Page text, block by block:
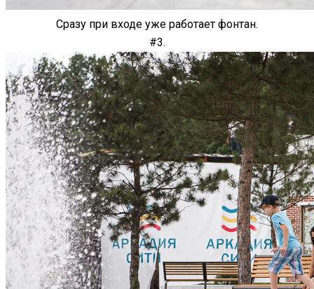
Сразу при входе уже работает фонтан.
#3.